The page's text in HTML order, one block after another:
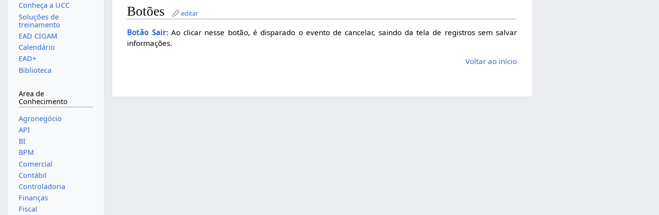
Botões editar
Botão Sair: Ao clicar nesse botão, é disparado o evento de cancelar, saindo da tela de registros sem salvar
informações.
Voltar ao início
Conheça a UCC
Soluções de
treinamento
EAD CIGAM
Calendário
EAD+
Biblioteca
Area de
Conhecimento
Agronegócio
API
BI
BPM
Comercial
Contábil
Controladoria
Finanças
Fiscal